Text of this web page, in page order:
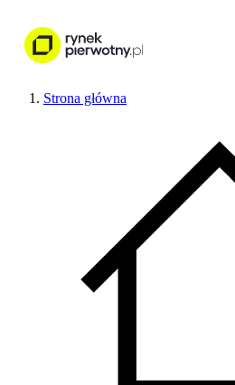
Strona główna